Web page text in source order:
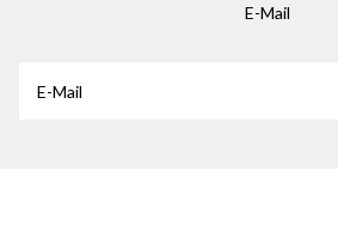
E-Mail